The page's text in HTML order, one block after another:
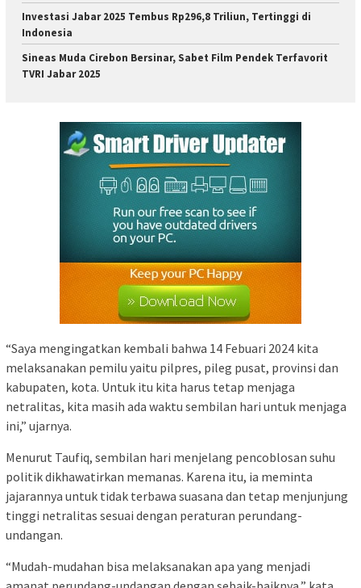
Investasi Jabar 2025 Tembus Rp296,8 Triliun, Tertinggi di
Indonesia
Sineas Muda Cirebon Bersinar, Sabet Film Pendek Terfavorit
TVRI Jabar 2025
“Saya mengingatkan kembali bahwa 14 Febuari 2024 kita
melaksanakan pemilu yaitu pilpres, pileg pusat, provinsi dan
kabupaten, kota. Untuk itu kita harus tetap menjaga
netralitas, kita masih ada waktu sembilan hari untuk menjaga
ini,” ujarnya.
Menurut Taufiq, sembilan hari menjelang pencoblosan suhu
politik dikhawatirkan memanas. Karena itu, ia meminta
jajarannya untuk tidak terbawa suasana dan tetap menjunjung
tinggi netralitas sesuai dengan peraturan perundang-
undangan.
“Mudah-mudahan bisa melaksanakan apa yang menjadi